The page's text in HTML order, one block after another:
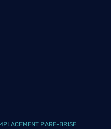
PARE-BRISE